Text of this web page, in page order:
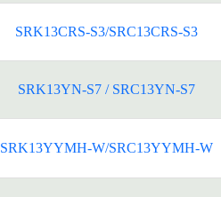
SRK13CRS-S3/SRC13CRS-S3
SRK13YN-S7 / SRC13YN-S7
SRK13YYMH-W/SRC13YYMH-W